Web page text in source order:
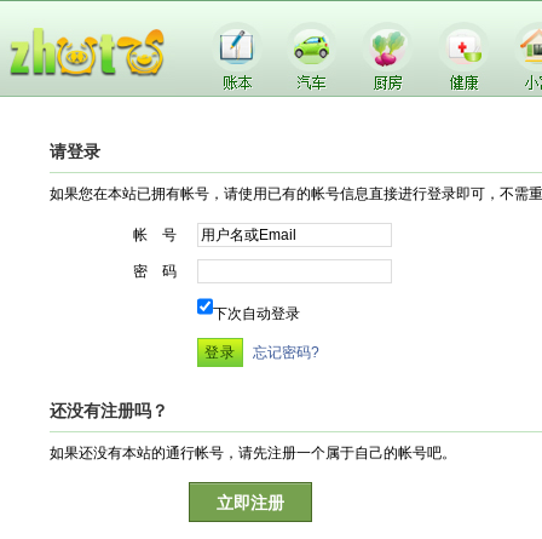
请登录
如果您在本站已拥有帐号，请使用已有的帐号信息直接进行登录即可，不需
帐 号
密 码
下次自动登录
忘记密码?
还没有注册吗？
如果还没有本站的通行帐号，请先注册一个属于自己的帐号吧。
立即注册